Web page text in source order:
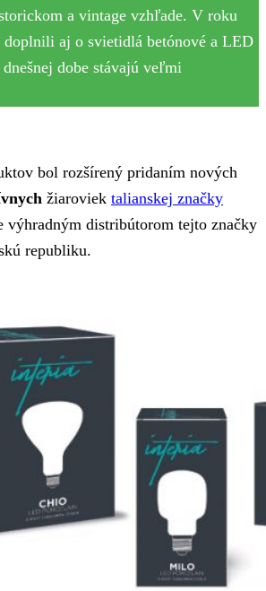
a vintage vzhľade. V roku
doplnili aj o svietidlá betónové a LED
dobe stávajú veľmi
bol rozšírený pridaním nových
žiaroviek talianskej značky
výhradným distribútorom tejto značky
republiku.